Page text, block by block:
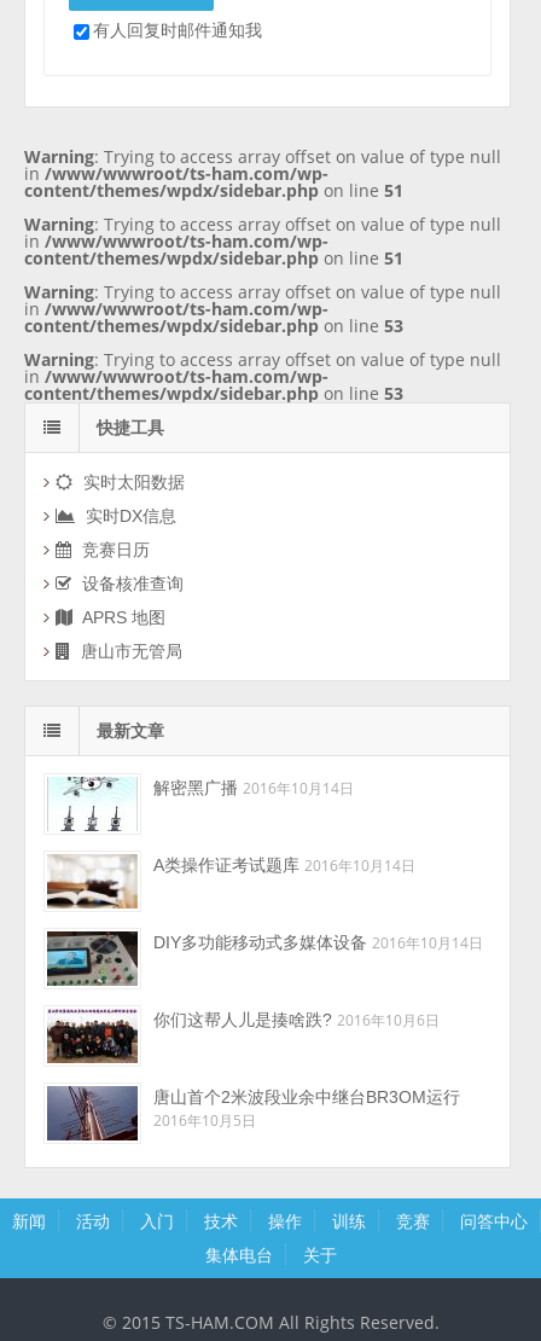
有人回复时邮件通知我
Warning: Trying to access array offset on value of type null
in/www/wwwroot/ts-ham.com/wp-
content/themes/wpdx/sidebar.php on line51
Warning: Trying to access array offset on value of type null
in/www/wwwroot/ts-ham.com/wp-
content/themes/wpdx/sidebar.php on line51
Warning: Trying to access array offset on value of type null
in/www/wwwroot/ts-ham.com/wp-
content/themes/wpdx/sidebar.php on line53
Warning: Trying to access array offset on value of type null
in/www/wwwroot/ts-ham.com/wp-
content/themes/wpdx/sidebar.php on line53
快捷工具
实时太阳数据
实时DX信息
竞赛日历
设备核准查询
APRS 地图
唐山市无管局
最新文章
解密黑广播 2016年10月14日
A类操作证考试题库 2016年10月14日
DIY多功能移动式多媒体设备 2016年10月14日
你们这帮人儿是揍啥跌? 2016年10月6日
唐山首个2米波段业余中继台BR3OM运行
2016年10月5日
新闻 活动 入门 技术 操作 训练 竞赛
问答中心
集体电台
关于
© 2015 TS-HAM.COM All Rights Reserved.